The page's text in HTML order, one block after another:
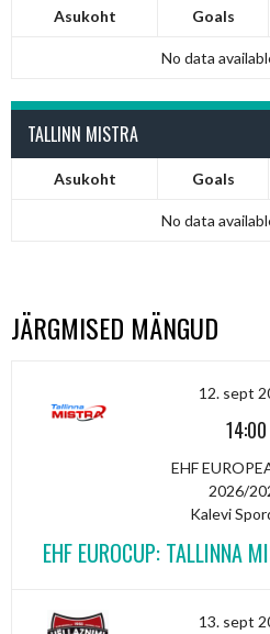
Asukoht Goals
No data
TALLINN MISTRA
Asukoht Goals
No data
JÄRGMISED MÄNGUD
12. sept
14:00
EHF
2026/
Kalevi
EHF EUROCUP: TALLINNA
13. sept